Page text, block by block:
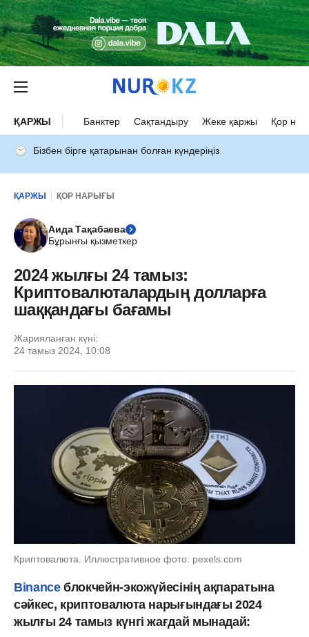
ҚАРЖЫ Банктер Сақтандыру Жеке қаржы Қор
Бізбен бірге қатарынан болған күндеріңіз
ҚАРЖЫ ҚОР НАРЫҒЫ
Аида Тақабаева
Бұрынғы қызметкер
2024 жылғы 24 тамыз:
Криптовалюталардың долларға
шаққандағы бағамы
Жарияланған күні:
24 тамыз 2024, 10:08
Криптовалюта. Иллюстративное фото: pexels.com
Binanceблокчейн-экожүйесінің ақпаратына
сәйкес, криптовалюта нарығындағы 2024
жылғы 24 тамыз күнгі жағдай мынадай: